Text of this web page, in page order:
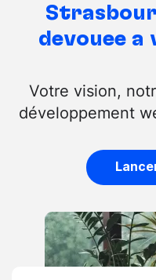
dévouée à
Votre vision,
développement